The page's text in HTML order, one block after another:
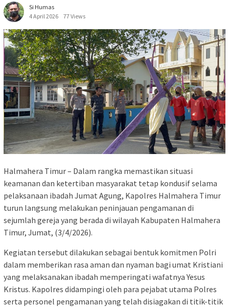
Si Humas
4 April 2026
77 Views
Halmahera Timur – Dalam rangka memastikan situasi
keamanan dan ketertiban masyarakat tetap kondusif selama
pelaksanaan ibadah Jumat Agung, Kapolres Halmahera Timur
turun langsung melakukan peninjauan pengamanan di
sejumlah gereja yang berada di wilayah Kabupaten Halmahera
Timur, Jumat, (3/4/2026).
Kegiatan tersebut dilakukan sebagai bentuk komitmen Polri
dalam memberikan rasa aman dan nyaman bagi umat Kristiani
yang melaksanakan ibadah memperingati wafatnya Yesus
Kristus. Kapolres didampingi oleh para pejabat utama Polres
serta personel pengamanan yang telah disiagakan di titik-titik